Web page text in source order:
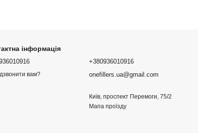
інформація
вам?
+380936010916
onefillers.ua@gmail.com
Київ, проспект Перемоги, 75/2
Мапа проїзду